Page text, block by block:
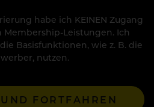
habe ich KEINEN Zugang
Leistungen. Ich
Basisfunktionen, wie z. B. die
nutzen.
FORTFAHREN